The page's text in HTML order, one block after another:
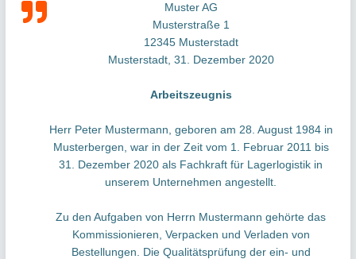
Muster AG
Musterstraße 1
12345 Musterstadt
Musterstadt, 31. Dezember 2020
Arbeitszeugnis
Herr Peter Mustermann, geboren am 28. August 1984 in
Musterbergen, war in der Zeit vom 1. Februar 2011 bis
31. Dezember 2020 als Fachkraft für Lagerlogistik in
unserem Unternehmen angestellt.
Zu den Aufgaben von Herrn Mustermann gehörte das
Kommissionieren, Verpacken und Verladen von
Bestellungen. Die Qualitätsprüfung der ein- und